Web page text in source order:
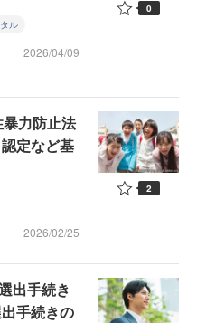
ル
2026/04/09
0
暴力防止法
定など基
2026/02/25
2
出手続き
手続きの